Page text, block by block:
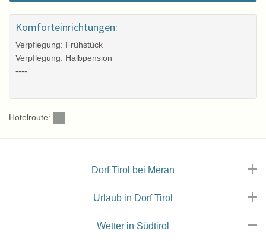
Sauna
Komforteinrichtungen:
Verpflegung: Frühstück
Verpflegung: Halbpension
----
Hotelroute:
Dorf Tirol bei Meran
Urlaub in Dorf Tirol
Wetter in Südtirol